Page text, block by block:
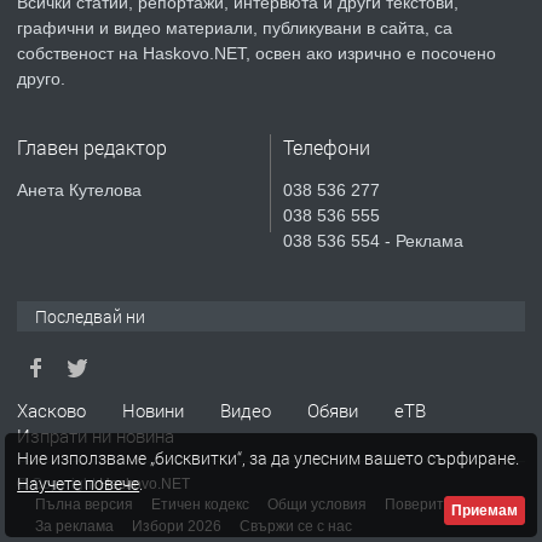
преди 3 дни
ПРЕДЛАГА СГЛОБЯВАНЕ НА МЕБЕЛИ.
№4119 Едностаен обзаведен
преди 12 часа
графични и видео материали, публикувани в сайта, са
собственост на Haskovo.NET, освен ако изрично е посочено
друго.
Главен редактор
Анета Кутелова
Телефони
038 536 277
038 536 555
038 536 554 - Реклама
Последвай ни
Хасково Новини Видео Обяви
еТВ
Изпрати ни новина
© CopyrightHaskovo.NET
Пълна версия
Етичен кодекс Общи условия
Поверителност
За реклама
Избори 2026 Свържи се с нас
Ние използваме „бисквитки“, за да улесним вашето сърфиране.
Научете повече.
Приемам